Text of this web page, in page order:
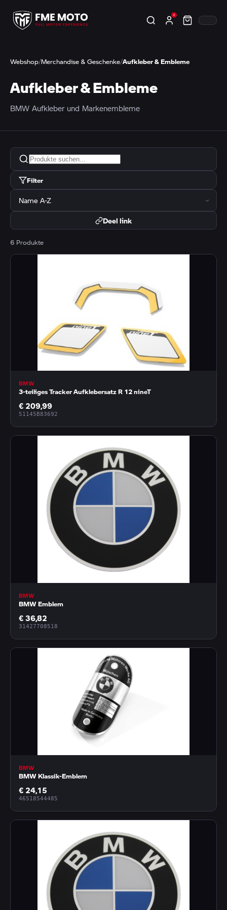
Webshop/Merchandise & Geschenke/Aufkleber & Embleme
Aufkleber & Embleme
BMW Aufkleber und Markenembleme
Filter
Deel link
6 Produkte
BMW
3-teiliges Tracker Aufklebersatz R 12 nineT
€ 209,99
51145B83692
BMW
BMW Emblem
€ 36,82
31427708518
BMW
BMW Klassik-Emblem
€ 24,15
46518544485